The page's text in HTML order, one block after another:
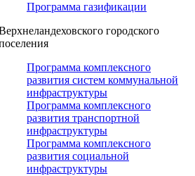
Программа газификации
городского
Программа комплексного
развития систем коммунальной
инфраструктуры
Программа комплексного
развития транспортной
инфраструктуры
Программа комплексного
развития социальной
инфраструктуры